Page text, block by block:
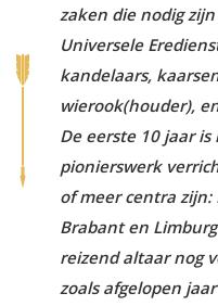
zaken die nodig
Universele
kandelaars,
wierook(houder),
De eerste 10 jaar
pionierswerk
of meer centra zijn:
Brabant en
reizend altaar nog
zoals afgelopen